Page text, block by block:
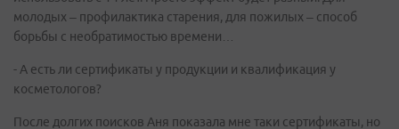
молодых – профилактика старения, для пожилых – способ
борьбы с необратимостью времени…
- А есть ли сертификаты у продукции и квалификация у
косметологов?
После долгих поисков Аня показала мне таки сертификаты, но